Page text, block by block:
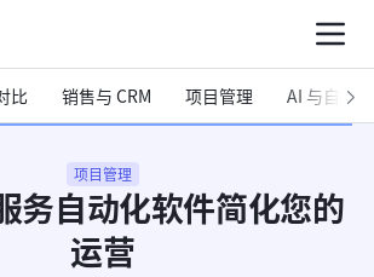
比 销售与 CRM 项目管理 AI 与自动化
项目管理
务自动化软件简化您的
运营